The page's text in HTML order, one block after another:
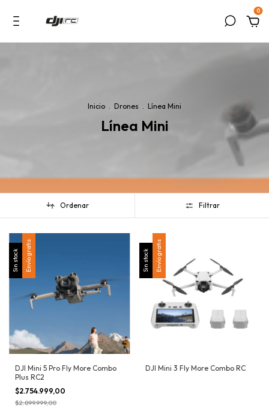
0
Inicio Drones Línea Mini
Línea Mini
Ordenar Filtrar
Sin stock Envío gratis
DJI Mini 5 Pro Fly More Combo
Plus RC2
$2.754.999,00
$2.899.999,00
Sin stock Envío gratis
DJI Mini 3 Fly More Combo RC